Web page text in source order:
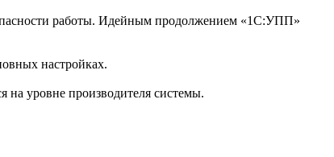
работы. Идейным продолжением «1С:УПП»
настройках.
на уровне производителя системы.